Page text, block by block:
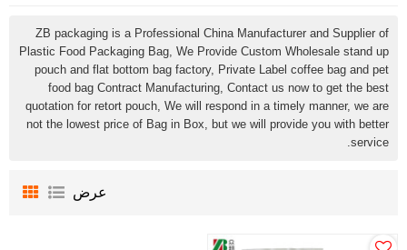
ZB packaging is a Professional China Manufacturer and Supplier of
Plastic Food Packaging Bag, We Provide Custom Wholesale stand up
pouch and flat bottom bag factory, Private Label coffee bag and pet
food bag Contract Manufacturing, Contact us now to get the best
quotation for retort pouch, We will respond in a timely manner, we are
not the lowest price of Bag in Box, but we will provide you with better
service.
عرض